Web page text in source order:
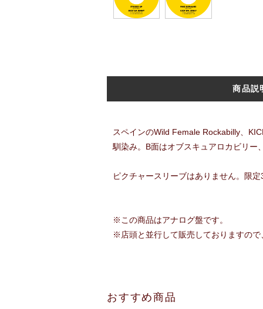
商品説
スペインのWild Female Rockabilly、
馴染み。B面はオブスキュアロカビリー
ピクチャースリーブはありません。限
※この商品はアナログ盤です。
※店頭と並行して販売しておりますの
おすすめ商品